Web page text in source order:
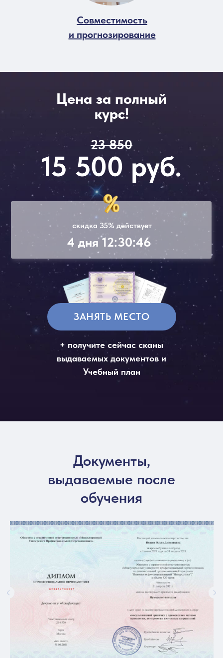
Совместимость
и прогнозирование
Цена за полный
курс!
+ получите сейчас сканы
выдаваемых документов и
Учебный план
ЗАНЯТЬ МЕСТО
23 850
15 500 руб.
4 дня 12:30:46
скидка 35% действует
Документы,
выдаваемые после
обучения